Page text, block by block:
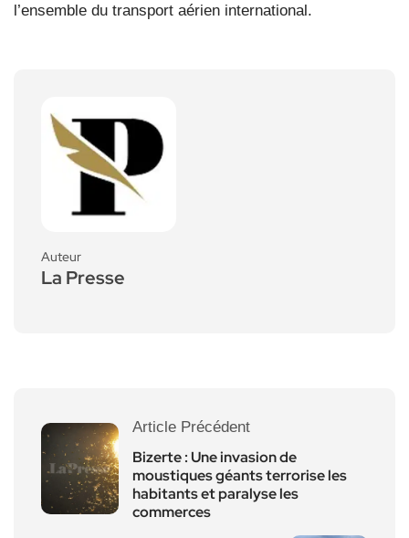
l’ensemble du transport aérien international.
Auteur
La Presse
Article Précédent
Bizerte : Une invasion de
moustiques géants terrorise les
habitants et paralyse les
commerces